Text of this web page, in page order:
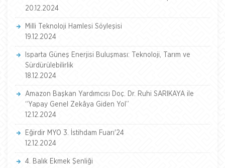
20.12.2024
Milli Teknoloji Hamlesi Söyleşisi
19.12.2024
Isparta Güneş Enerjisi Buluşması: Teknoloji, Tarım ve
Sürdürülebilirlik
18.12.2024
Amazon Başkan Yardımcısı Doç. Dr. Ruhi SARIKAYA ile
“Yapay Genel Zekâya Giden Yol”
12.12.2024
Eğirdir MYO 3. İstihdam Fuarı'24
12.12.2024
4. Balık Ekmek Şenliği